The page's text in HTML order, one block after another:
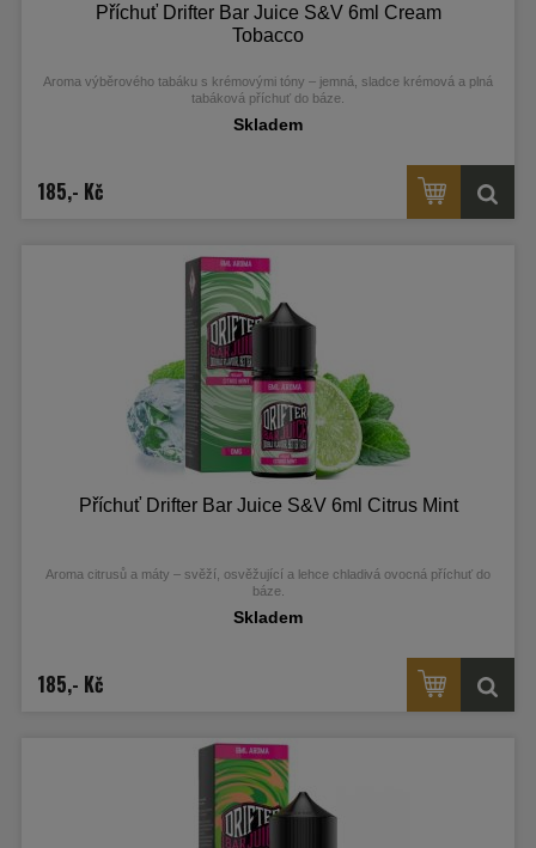
Příchuť Drifter Bar Juice S&V 6ml Cream
Tobacco
Aroma výběrového tabáku s krémovými tóny – jemná, sladce krémová a plná
tabáková příchuť do báze.
Skladem
185,- Kč
Příchuť Drifter Bar Juice S&V 6ml Citrus Mint
Aroma citrusů a máty – svěží, osvěžující a lehce chladivá ovocná příchuť do
báze.
Skladem
185,- Kč